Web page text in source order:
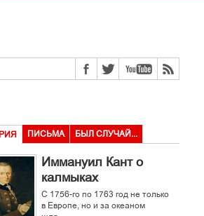
ПИСЬМА БЫЛ СЛУЧАЙ...
Иммануил Кант о
калмыках
С 1756-го по 1763 год не только
в Европе, но и за океаном